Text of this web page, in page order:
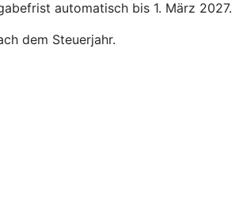
automatisch bis 1. März 2027.
dem Steuerjahr.